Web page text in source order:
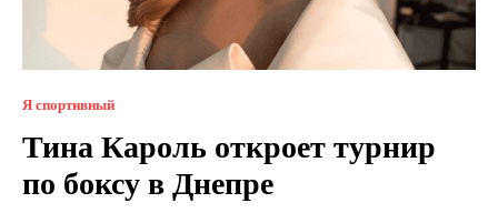
Я спортивный
Тина Кароль откроет турнир
по боксу в Днепре